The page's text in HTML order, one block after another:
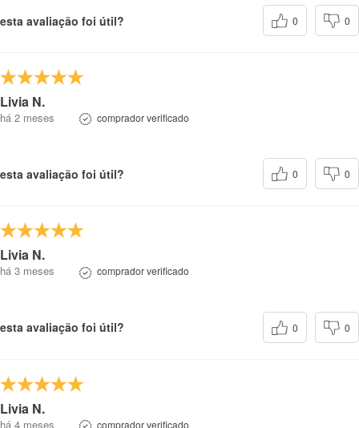
esta avaliação foi útil? 0 0
Livia N.
há 2 meses comprador verificado
esta avaliação foi útil? 0 0
Livia N.
há 3 meses comprador verificado
esta avaliação foi útil? 0 0
Livia N.
há 4 meses comprador verificado